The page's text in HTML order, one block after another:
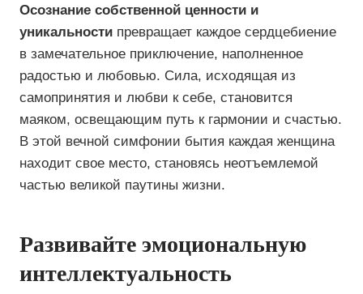
Осознание собственной ценности и
уникальности превращает каждое сердцебиение
в замечательное приключение, наполненное
радостью и любовью. Сила, исходящая из
самопринятия и любви к себе, становится
маяком, освещающим путь к гармонии и счастью.
В этой вечной симфонии бытия каждая женщина
находит свое место, становясь неотъемлемой
частью великой паутины жизни.
Развивайте эмоциональную
интеллектуальность